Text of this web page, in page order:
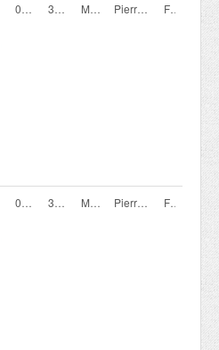
07/08/2026 30/09/2026 16:00 Marché privé Pierreval Agence Rhone Alpes France
07/08/2026 30/09/2026 16:00 Marché privé Pierreval Agence Rhone Alpes France